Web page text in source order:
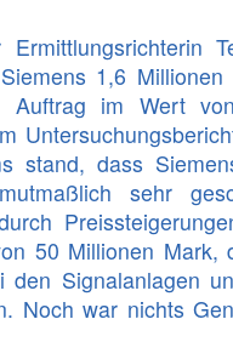
1,6 Millionen
Auftrag im Wert
stand, dass
sehr
50 Millionen Mark,
den Signalanlagen
Noch war nichts